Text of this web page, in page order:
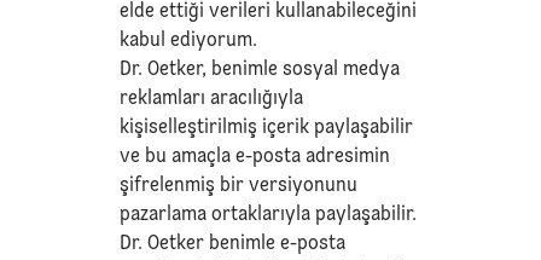
elde ettiği verileri kullanabileceğini
kabul ediyorum.
Dr. Oetker, benimle sosyal medya
reklamları aracılığıyla
kişiselleştirilmiş içerik paylaşabilir
ve bu amaçla e-posta adresimin
şifrelenmiş bir versiyonunu
pazarlama ortaklarıyla paylaşabilir.
Dr. Oetker benimle e-posta